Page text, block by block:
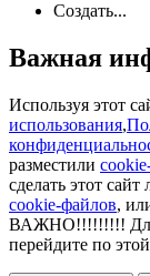
Создать...
Важная
Используя этот
использования,
разместили
сделать этот
cookie-файлов,
ВАЖНО!!!!!!!!! Для
перейдите по